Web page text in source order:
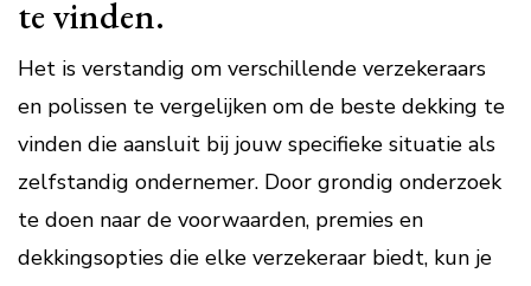
te vinden.
Het is verstandig om verschillende verzekeraars
en polissen te vergelijken om de beste dekking te
vinden die aansluit bij jouw specifieke situatie als
zelfstandig ondernemer. Door grondig onderzoek
te doen naar de voorwaarden, premies en
dekkingsopties die elke verzekeraar biedt, kun je